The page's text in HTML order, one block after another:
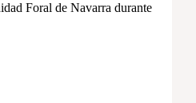
Foral de Navarra durante